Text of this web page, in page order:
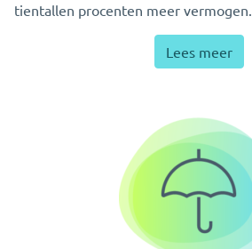
tientallen procenten meer vermogen.
Lees meer